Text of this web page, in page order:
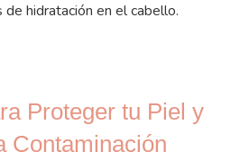
hidratación en el cabello.
Proteger tu Piel y
Contaminación